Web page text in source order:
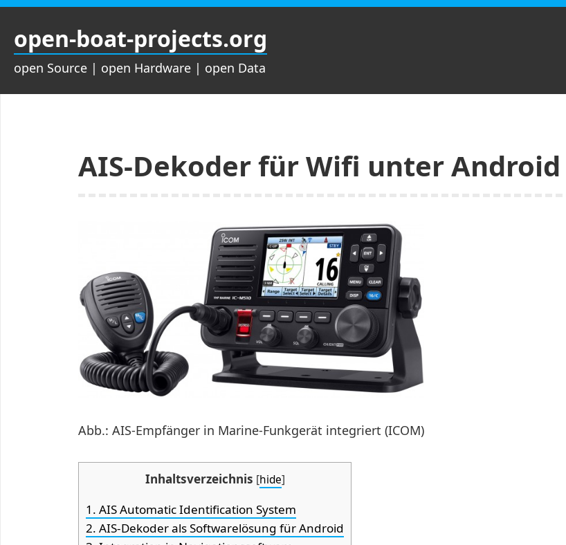
Zum
springen
open-boat-projects.org
open Source | open Hardware | open Data
AIS-Dekoder für Wifi unter Android
Abb.: AIS-Empfänger in Marine-Funkgerät integriert (ICOM)
Inhaltsverzeichnis [hide]
1. AIS Automatic Identification System
2. AIS-Dekoder als Softwarelösung für Android